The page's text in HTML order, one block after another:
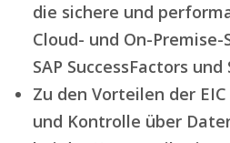
die sichere und
Cloud- und On-Premise-
SAP SuccessFactors und
Zu den Vorteilen der
und Kontrolle über